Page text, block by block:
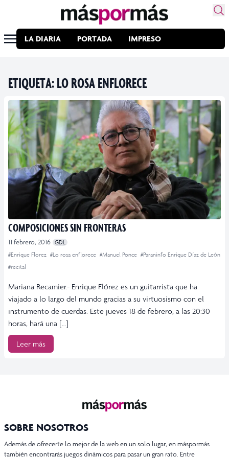
LA DIARIA PORTADA IMPRESO
ETIQUETA:LO ROSA ENFLORECE
COMPOSICIONES SIN FRONTERAS
11 febrero, 2016 GDL
#Enrique Florez #Lo rosa enflorece #Manuel Ponce #Paraninfo Enrique Díaz de León
#recital
Mariana Recamier.- Enrique Flórez es un guitarrista que ha
viajado a lo largo del mundo gracias a su virtuosismo con el
instrumento de cuerdas. Este jueves 18 de febrero, a las 20:30
horas, hará una […]
Leer más
SOBRE NOSOTROS
Además de ofrecerte lo mejor de la web en un solo lugar, en máspormás
también encontrarás juegos dinámicos para pasar un gran rato. Entre